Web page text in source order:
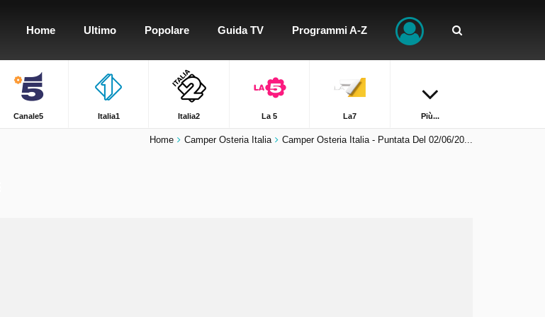
Home Ultimo Popolare Guida TV Programmi A-Z
Canale5 Italia1 Italia2 La 5 La7 Più...
Home Camper Osteria Italia Camper Osteria Italia - Puntata Del 02/06/20...